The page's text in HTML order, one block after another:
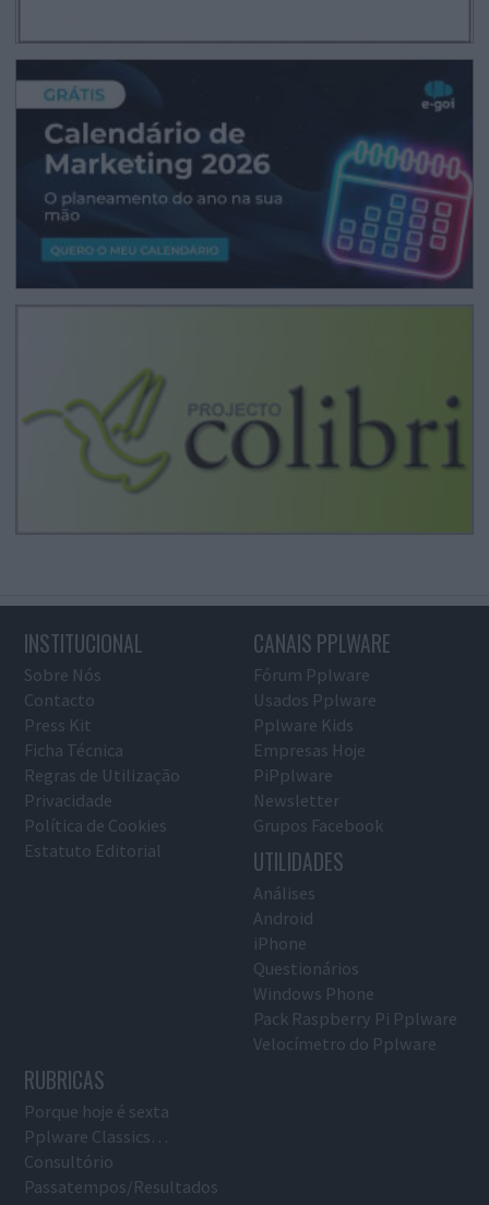
INSTITUCIONAL
Sobre Nós
Contacto
Press Kit
Ficha Técnica
Regras de Utilização
Privacidade
Política de Cookies
Estatuto Editorial
CANAIS PPLWARE
Fórum Pplware
Usados Pplware
Pplware Kids
Empresas Hoje
PiPplware
Newsletter
Grupos Facebook
UTILIDADES
Análises
Android
iPhone
Questionários
Windows Phone
Pack Raspberry Pi Pplware
Velocímetro do Pplware
RUBRICAS
Porque hoje é sexta
Pplware Classics…
Consultório
Passatempos/Resultados